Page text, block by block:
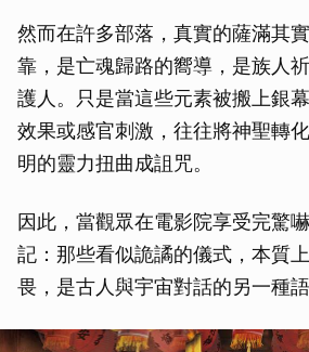
然而在許多部落，真實的薩滿其
靠，是亡魂歸路的嚮導，是族人
護人。只是當這些元素被搬上銀
效果或感官刺激，往往將神聖轉
明的靈力扭曲成詛咒。
因此，當觀眾在電影院享受完驚
記：那些看似詭譎的儀式，本質
畏，是古人與宇宙對話的另一種語